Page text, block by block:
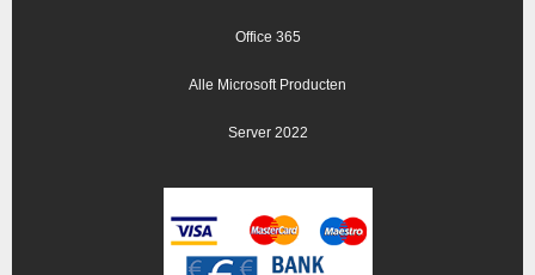
Office 365
Alle Microsoft Producten
Server 2022